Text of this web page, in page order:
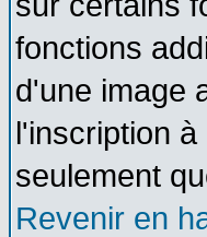
fonctions
d'une image
l'inscription
seulement
Revenir en